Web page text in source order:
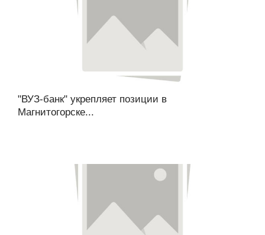
"ВУЗ-банк" укрепляет позиции в
Магнитогорске...